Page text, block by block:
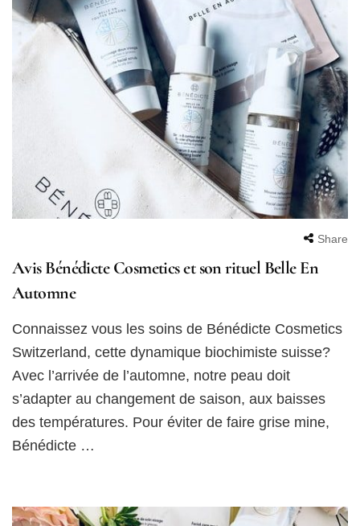
Share
Avis Bénédicte Cosmetics et son rituel Belle En
Automne
Connaissez vous les soins de Bénédicte Cosmetics
Switzerland, cette dynamique biochimiste suisse?
Avec l’arrivée de l’automne, notre peau doit
s’adapter au changement de saison, aux baisses
des températures. Pour éviter de faire grise mine,
Bénédicte …